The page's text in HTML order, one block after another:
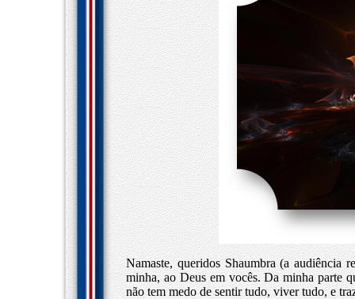
Namaste, queridos Shaumbra (a audiência
minha, ao Deus em vocês. Da minha parte
não tem medo de sentir tudo, viver tudo, e